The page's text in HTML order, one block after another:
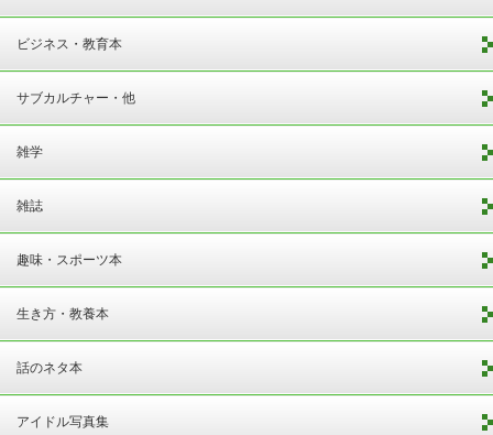
ビジネス・教育本
サブカルチャー・他
雑学
雑誌
趣味・スポーツ本
生き方・教養本
話のネタ本
アイドル写真集